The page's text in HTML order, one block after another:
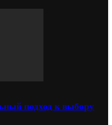
подход к выбору